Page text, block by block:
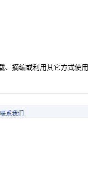
、摘编或利用其它方式使用
联系我们